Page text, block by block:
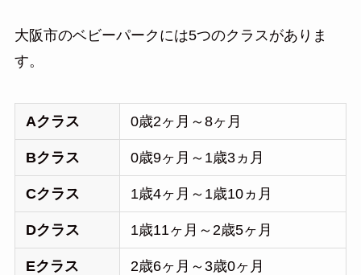
大阪市のベビーパークには5つのクラスがありま
す。
Aクラス 0歳2ヶ月～8ヶ月
Bクラス 0歳9ヶ月～1歳3ヵ月
Cクラス 1歳4ヶ月～1歳10ヵ月
Dクラス 1歳11ヶ月～2歳5ヶ月
Eクラス 2歳6ヶ月～3歳0ヶ月